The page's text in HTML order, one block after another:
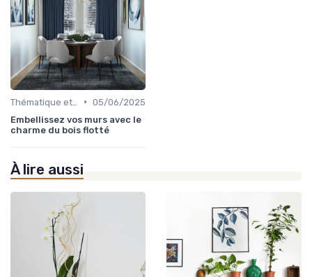
• 05/06/2025
Embellissez vos murs avec le
charme du bois flotté
À lire aussi